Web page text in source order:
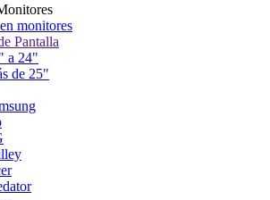
monitores
Pantalla
a 24"
de 25"